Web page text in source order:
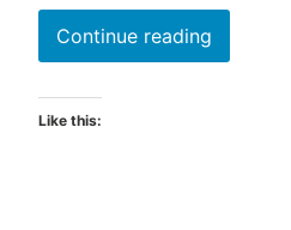
Continue readingMamãe,
eu
Like this: